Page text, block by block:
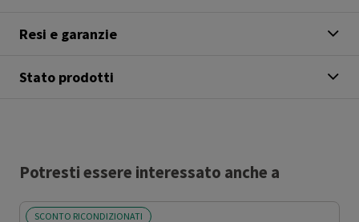
Resi e garanzie
Stato prodotti
Potresti essere interessato anche a
SCONTO RICONDIZIONATI